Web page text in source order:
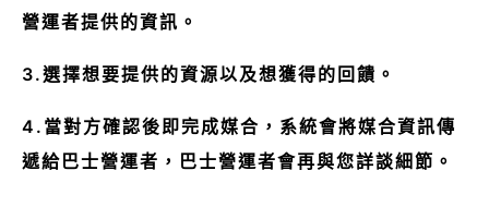
營運者提供的資訊。
3.選擇想要提供的資源以及想獲得的回饋。
4.當對方確認後即完成媒合，系統會將媒合資訊傳
遞給巴士營運者，巴士營運者會再與您詳談細節。